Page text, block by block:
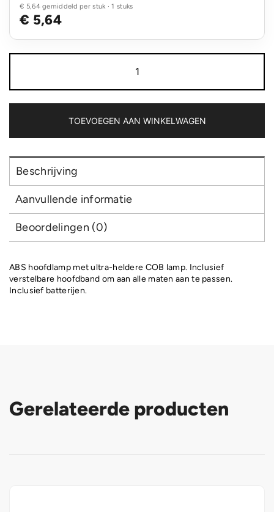
€ 5,64 gemiddeld per stuk · 1 stuks
€ 5,64
hoofdlamp
TOEVOEGEN AAN WINKELWAGEN
Beschrijving
Aanvullende informatie
Beoordelingen (0)
ABS hoofdlamp met ultra-heldere COB lamp. Inclusief
verstelbare hoofdband om aan alle maten aan te passen.
Inclusief batterijen.
Gerelateerde producten